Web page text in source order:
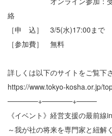
絡
［申 込］ 3/5(水)17:00まで
［参加費］ 無料
詳しくは以下のサイトをご覧下
https://www.tokyo-kosha.or.jp/
──────+──────+────
《イベント》経営支援の最前線
～我が社の将来を専門家と紐解